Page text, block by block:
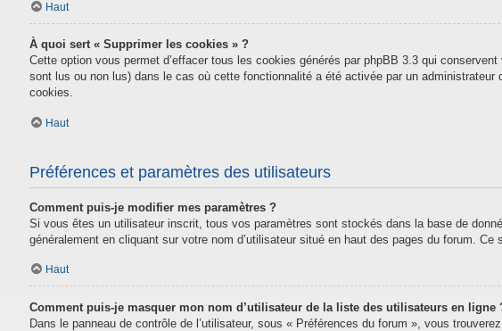
Haut
À quoi sert « Supprimer les cookies » ?
Cette option vous permet d’effacer tous les cookies générés par phpBB 3.3 qui
sont lus ou non lus) dans le cas où cette fonctionnalité a été activée par un
cookies.
Haut
Préférences et paramètres des utilisateurs
Comment puis-je modifier mes paramètres ?
Si vous êtes un utilisateur inscrit, tous vos paramètres sont stockés dans la base de
généralement en cliquant sur votre nom d’utilisateur situé en haut des pages du forum.
Haut
Comment puis-je masquer mon nom d’utilisateur de la liste des utilisateurs en ligne
Dans le panneau de contrôle de l’utilisateur, sous « Préférences du forum », vous